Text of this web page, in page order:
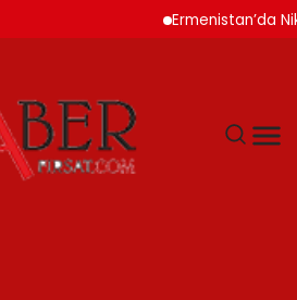
Ermenistan’da Nikol